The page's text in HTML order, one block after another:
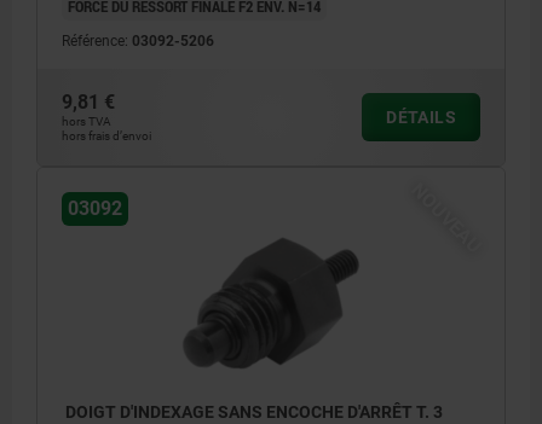
FORCE DU RESSORT FINALE F2 ENV. N=14
Référence: 03092-5206
9,81 €
hors TVA
hors frais d’envoi
DÉTAILS
03092
DOIGT D'INDEXAGE SANS ENCOCHE D'ARRÊT T. 3